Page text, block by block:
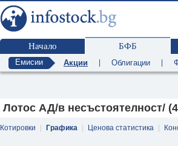
Начало БФБ
Емисии Акции Облигации
Лотос АД/в несъстоятелност/
Котировки Графика Ценова статистика